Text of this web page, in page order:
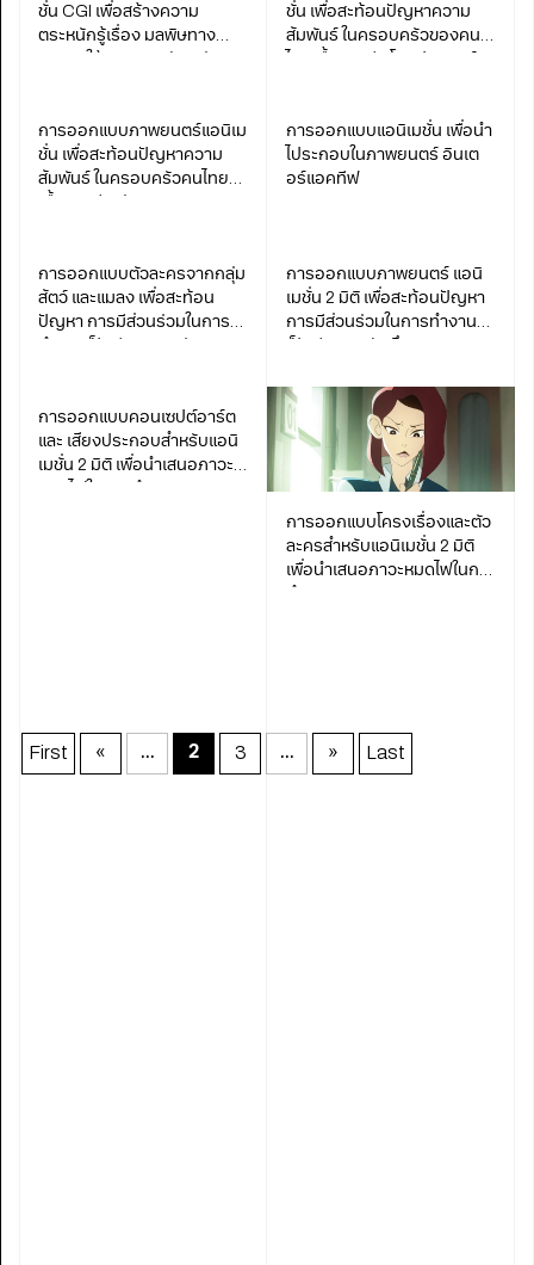
ชั่น CGI เพื่อสร้างความ
ตระหนักรู้เรื่อง มลพิษทาง
ชั่น เพื่อสะท้อนปัญหาความ
สัมพันธ์ ในครอบครัวของคน
การออกแบบภาพยนตร์แอนิเม
ชั่น เพื่อสะท้อนปัญหาความ
สัมพันธ์ ในครอบครัวคนไทย
การออกแบบแอนิเมชั่น เพื่อนำ
ไประกอบในภาพยนตร์ อินเต
อร์แอคทีฟ
การออกแบบตัวละครจากกลุ่ม
สัตว์ และแมลง เพื่อสะท้อน
ปัญหา การมีส่วนร่วมในการ
การออกแบบภาพยนตร์ แอนิ
เมชั่น 2 มิติ เพื่อสะท้อนปัญหา
การมีส่วนร่วมในการทำงาน
การออกแบบคอนเซปต์อาร์ต
และ เสียงประกอบสำหรับแอนิ
เมชั่น 2 มิติ เพื่อนำเสนอภาวะ
การออกแบบโครงเรื่องและตัว
ละครสำหรับแอนิเมชั่น 2 มิติ
เพื่อนำเสนอภาวะหมดไฟในการ
ทำงาน
First « ... 2 3 ... » Last